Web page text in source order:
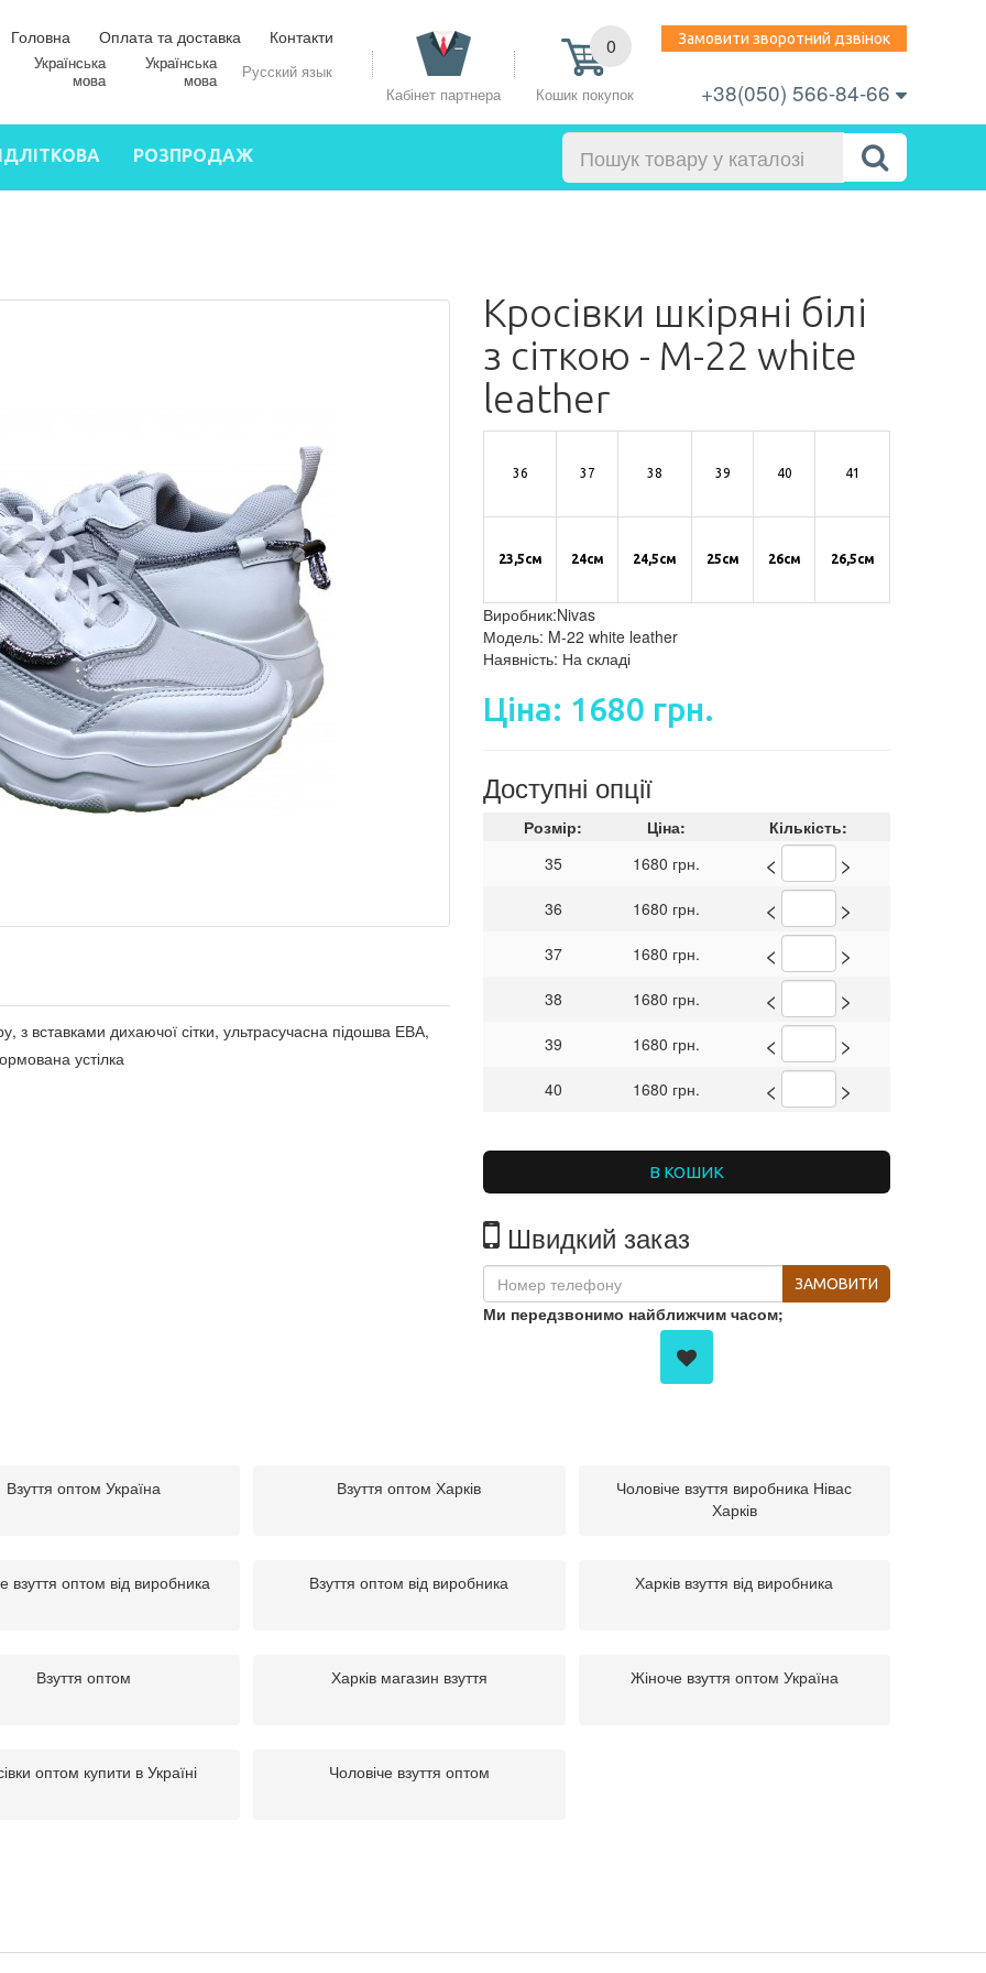
Замовити зворотний дзвінок
Головна Оплата та доставка Контакти
Русский язык
Українська
мова
Кабінет партнера
0
Кошик покупок +38(050) 566-84-66
РОЗПРОДАЖ
з вставками дихаючої сітки, ультрасучасна підошва ЕВА,
устілка
Кросівки шкіряні білі
з сіткою - M-22 white
leather
36 37 38 39 40 41
23,5см 24см 24,5см 25см 26см 26,5см
Виробник:Nivas
Модель: M-22 white leather
Наявність: На складі
Ціна: 1680 грн.
Доступні опції
Розмір: Ціна:
Кількість:
35
1680 грн. < >
36 1680 грн. < >
37 1680 грн. < >
38 1680 грн. < >
39 1680 грн. < >
40 1680 грн. < >
В КОШИК
Швидкий заказ
ЗАМОВИТИ
Ми передзвонимо найближчим часом;
Взуття оптом Україна Взуття оптом Харків
Чоловіче взуття виробника Нівас
Харків
взуття оптом від виробника Взуття оптом від виробника Харків взуття від виробника
Взуття оптом Харків магазин взуття Жіноче взуття оптом Україна
оптом купити в Україні Чоловіче взуття оптом